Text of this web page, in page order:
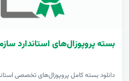
بسته پروپوزال‌های استاندارد
دانلود بسته کامل پروپوزال‌های تخصصی